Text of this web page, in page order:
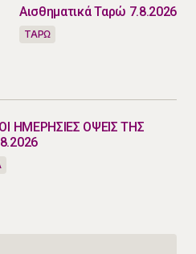
Αισθηματικά Ταρώ 7.8.2026
ΤΑΡΩ
ΗΜΕΡΗΣΙΕΣ ΟΨΕΙΣ ΤΗΣ